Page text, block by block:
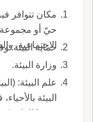
مكان تتوافر
حيّ أو مجموعة
الاجتماعية،
حماية البيئة:
وزارة البيئة.
علم البيئة:
البيئة
ببيئتها